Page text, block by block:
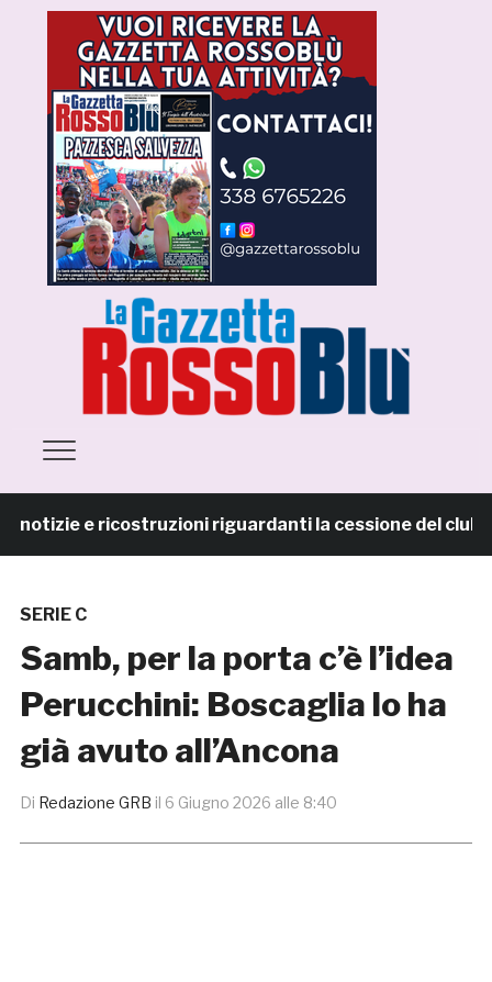
e ricostruzioni riguardanti la cessione del club.
SERIE C
Samb, per la porta c’è l’idea
Perucchini: Boscaglia lo ha
già avuto all’Ancona
Di Redazione GRB il 6 Giugno 2026 alle 8:40